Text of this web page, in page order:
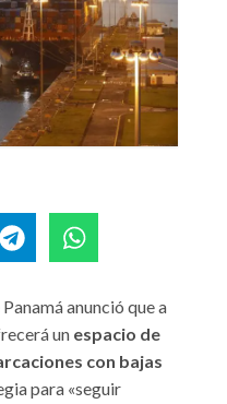
Panamá anunció que a
un espacio de
con bajas
para «seguir